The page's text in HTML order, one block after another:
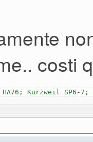
costi
HA76; Kurzweil SP6-